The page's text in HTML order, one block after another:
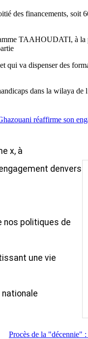
des financements,
TAAHOUDATI, à la
qui va dispenser des
dans la wilaya de
réaffirme son
x, à
denvers
nos politiques de
une vie
Procès de la "décennie"